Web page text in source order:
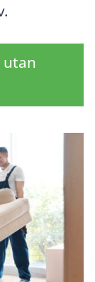
utan